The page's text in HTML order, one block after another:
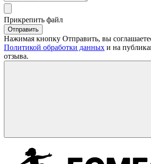
Прикрепить файл
Отправить
Нажимая кнопку Отправить, вы
Политикой обработки данных и на
отзыва.